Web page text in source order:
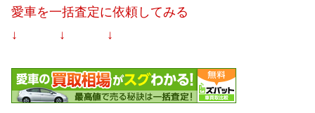
愛車を一括査定に依頼してみる
↓ ↓ ↓